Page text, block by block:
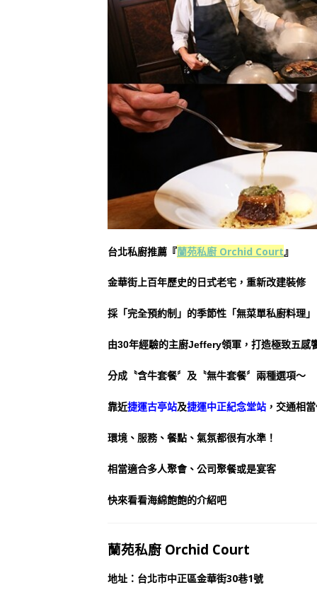
台北私廚推薦『蘭苑私廚 Orchid Court』
金華街上百年歷史的日式老宅，重新改建裝修
採「完全預約制」的季節性「無菜單私廚料理」
由30年經驗的主廚Jeffery領軍，打造極致五感
分成〝含牛套餐〞及〝無牛套餐〞兩種選項～
靠近捷運古亭站及捷運中正紀念堂站 ，交通相
環境、服務、餐點、氣氛都很有水準！
相當適合多人聚會、公司聚餐或是宴客
快來看看海綿飽飽的介紹吧
蘭苑私廚 Orchid Court
地址：台北市中正區金華街30巷1號